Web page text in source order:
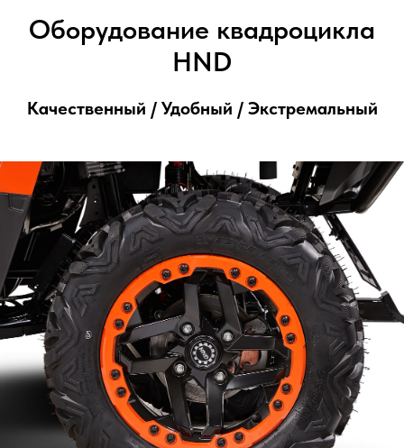
Оборудование квадроцикла
HND
Качественный / Удобный / Экстремальный